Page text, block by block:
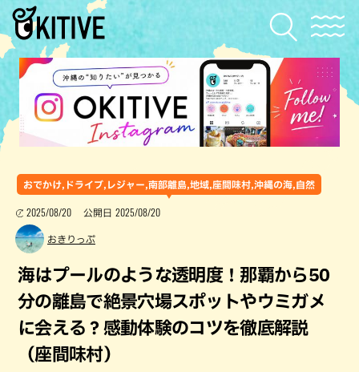
おでかけ,ドライブ,レジャー,南部離島,地域,座間味村,沖縄の海,自然
2025/08/20 公開日 2025/08/20
おきりっぷ
海はプールのような透明度！那覇から50
分の離島で絶景穴場スポットやウミガメ
に会える？感動体験のコツを徹底解説
（座間味村）